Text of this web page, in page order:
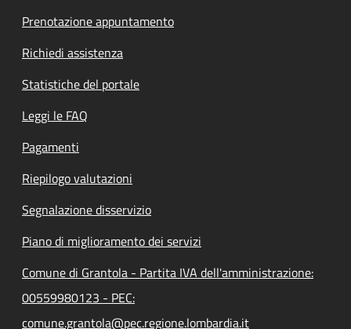
Prenotazione appuntamento
Richiedi assistenza
Statistiche del portale
Leggi le FAQ
Pagamenti
Riepilogo valutazioni
Segnalazione disservizio
Piano di miglioramento dei servizi
Comune di Grantola - Partita IVA dell'amministrazione:
00559980123 - PEC:
comune.grantola@pec.regione.lombardia.it